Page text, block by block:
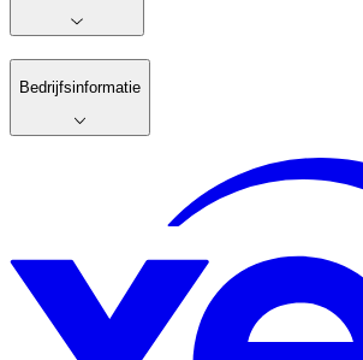
Bedrijfsinformatie